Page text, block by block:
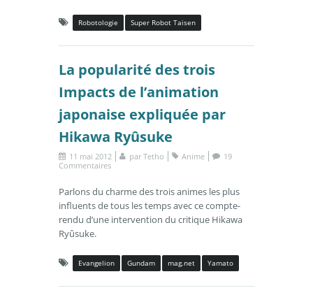
Robotologie Super Robot Taisen
La popularité des trois
Impacts de l’animation
japonaise expliquée par
Hikawa Ryûsuke
11 mai 2012 par Tetho Anime
19
Commentaires
Parlons du charme des trois animes les plus
influents de tous les temps avec ce compte-
rendu d’une intervention du critique Hikawa
Ryûsuke.
Evangelion Gundam mag.net Yamato